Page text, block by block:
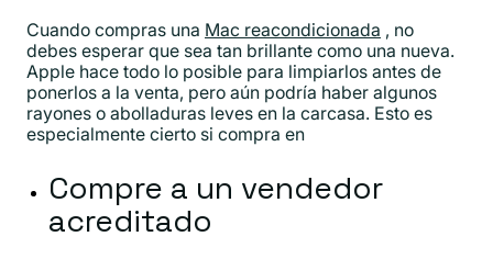
Cuando compras una Mac reacondicionada , no
debes esperar que sea tan brillante como una nueva.
Apple hace todo lo posible para limpiarlos antes de
ponerlos a la venta, pero aún podría haber algunos
rayones o abolladuras leves en la carcasa. Esto es
especialmente cierto si compra en
Compre a un vendedor
acreditado